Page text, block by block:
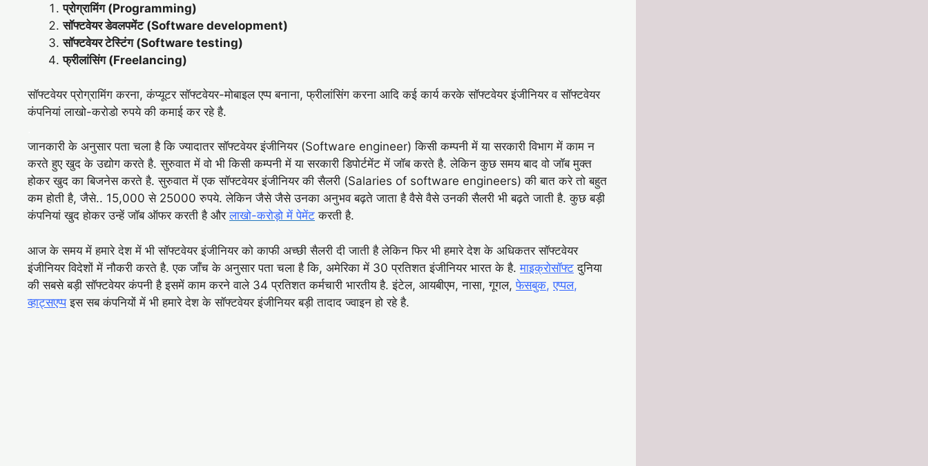
प्रोग्रामिंग (Programming)
सॉफ्टवेयर डेवलपमेंट (Software development)
सॉफ्टवेयर टेस्टिंग (Software testing)
फ्रीलांसिंग (Freelancing)
सॉफ्टवेयर प्रोग्रामिंग करना, कंप्यूटर सॉफ्टवेयर-मोबाइल एप्प बनाना, फ्रीलांसिंग करना आदि कई कार्य करके सॉफ्टवेयर इंजीनियर व सॉफ्टवेयर
कंपनियां लाखो-करोडो रुपये की कमाई कर रहे है.
जानकारी के अनुसार पता चला है कि ज्यादातर सॉफ्टवेयर इंजीनियर (Software engineer) किसी कम्पनी में या सरकारी विभाग में काम न
करते हुए खुद के उद्योग करते है. सुरुवात में वो भी किसी कम्पनी में या सरकारी डिपोर्टमेंट में जॉब करते है. लेकिन कुछ समय बाद वो जॉब मुक्त
होकर खुद का बिजनेस करते है. सुरुवात में एक सॉफ्टवेयर इंजीनियर की सैलरी (Salaries of software engineers) की बात करे तो बहुत
कम होती है, जैसे.. 15,000 से 25000 रुपये. लेकिन जैसे जैसे उनका अनुभव बढ़ते जाता है वैसे वैसे उनकी सैलरी भी बढ़ते जाती है. कुछ बड़ी
कंपनियां खुद होकर उन्हें जॉब ऑफर करती है औरलाखो-करोड़ो में पेमेंट करती है.
आज के समय में हमारे देश में भी सॉफ्टवेयर इंजीनियर को काफी अच्छी सैलरी दी जाती है लेकिन फिर भी हमारे देश के अधिकतर सॉफ्टवेयर
इंजीनियर विदेशों में नौकरी करते है. एक जाँच के अनुसार पता चला है कि, अमेरिका में 30 प्रतिशत इंजीनियर भारत के है.माइक्रोसॉफ्ट दुनिया
की सबसे बड़ी सॉफ्टवेयर कंपनी है इसमें काम करने वाले 34 प्रतिशत कर्मचारी भारतीय है. इंटेल, आयबीएम, नासा, गूगल,फेसबुक,एप्पल,
व्हाट्सएप्पइस सब कंपनियों में भी हमारे देश के सॉफ्टवेयर इंजीनियर बड़ी तादाद ज्वाइन हो रहे है.